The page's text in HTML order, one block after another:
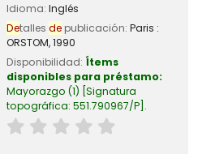
Idioma: Inglés
Detalles depublicación: Paris :
ORSTOM,1990
Disponibilidad: Ítems
disponibles para préstamo:
Mayorazgo (1) Signatura
topográfica: 551.790967/P .